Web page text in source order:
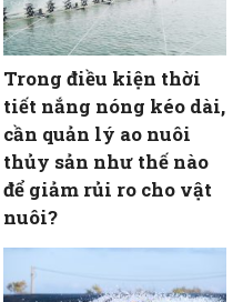
Trong điều kiện thời
tiết nắng nóng kéo dài,
cần quản lý ao nuôi
thủy sản như thế nào
để giảm rủi ro cho vật
nuôi?